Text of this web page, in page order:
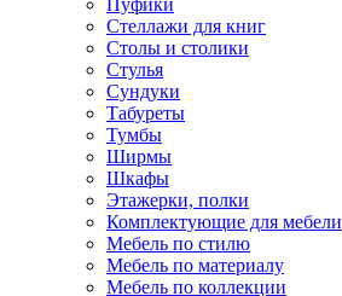
Пуфики
Стеллажи для книг
Столы и столики
Стулья
Сундуки
Табуреты
Тумбы
Ширмы
Шкафы
Этажерки, полки
Комплектующие для мебели
Мебель по стилю
Мебель по материалу
Мебель по коллекции